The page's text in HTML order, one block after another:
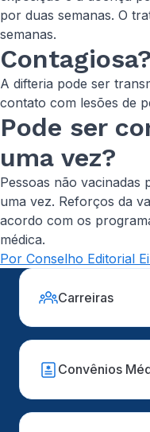
por duas semanas. O
semanas.
Contagiosa?
A difteria pode ser
contato com lesões de
Pode ser
uma vez?
Pessoas não vacinadas
uma vez. Reforços da
acordo com os
médica.
Por Conselho Editorial
Carreiras
Convênios